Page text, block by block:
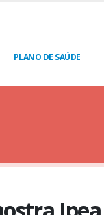
PLANO DE SAÚDE